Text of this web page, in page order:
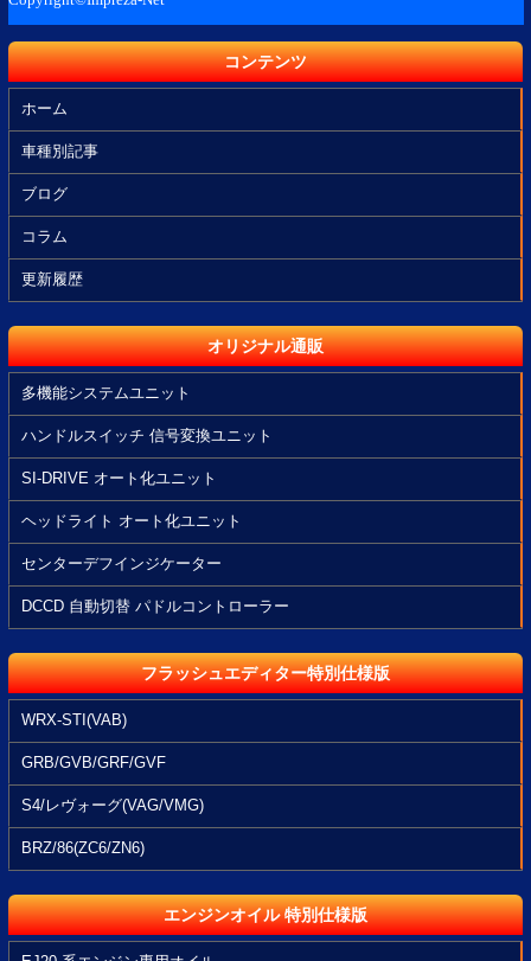
コンテンツ
ホーム
車種別記事
ブログ
コラム
更新履歴
オリジナル通販
多機能システムユニット
ハンドルスイッチ 信号変換ユニット
SI-DRIVE オート化ユニット
ヘッドライト オート化ユニット
センターデフインジケーター
DCCD 自動切替 パドルコントローラー
フラッシュエディター特別仕様版
WRX-STI(VAB)
GRB/GVB/GRF/GVF
S4/レヴォーグ(VAG/VMG)
BRZ/86(ZC6/ZN6)
エンジンオイル 特別仕様版